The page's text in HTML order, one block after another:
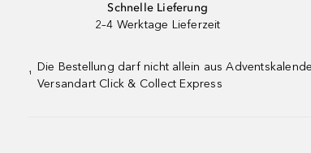
Schnelle Lieferung
2–4 Werktage Lieferzeit
¹
Die Bestellung darf nicht allein aus
Versandart Click & Collect Express